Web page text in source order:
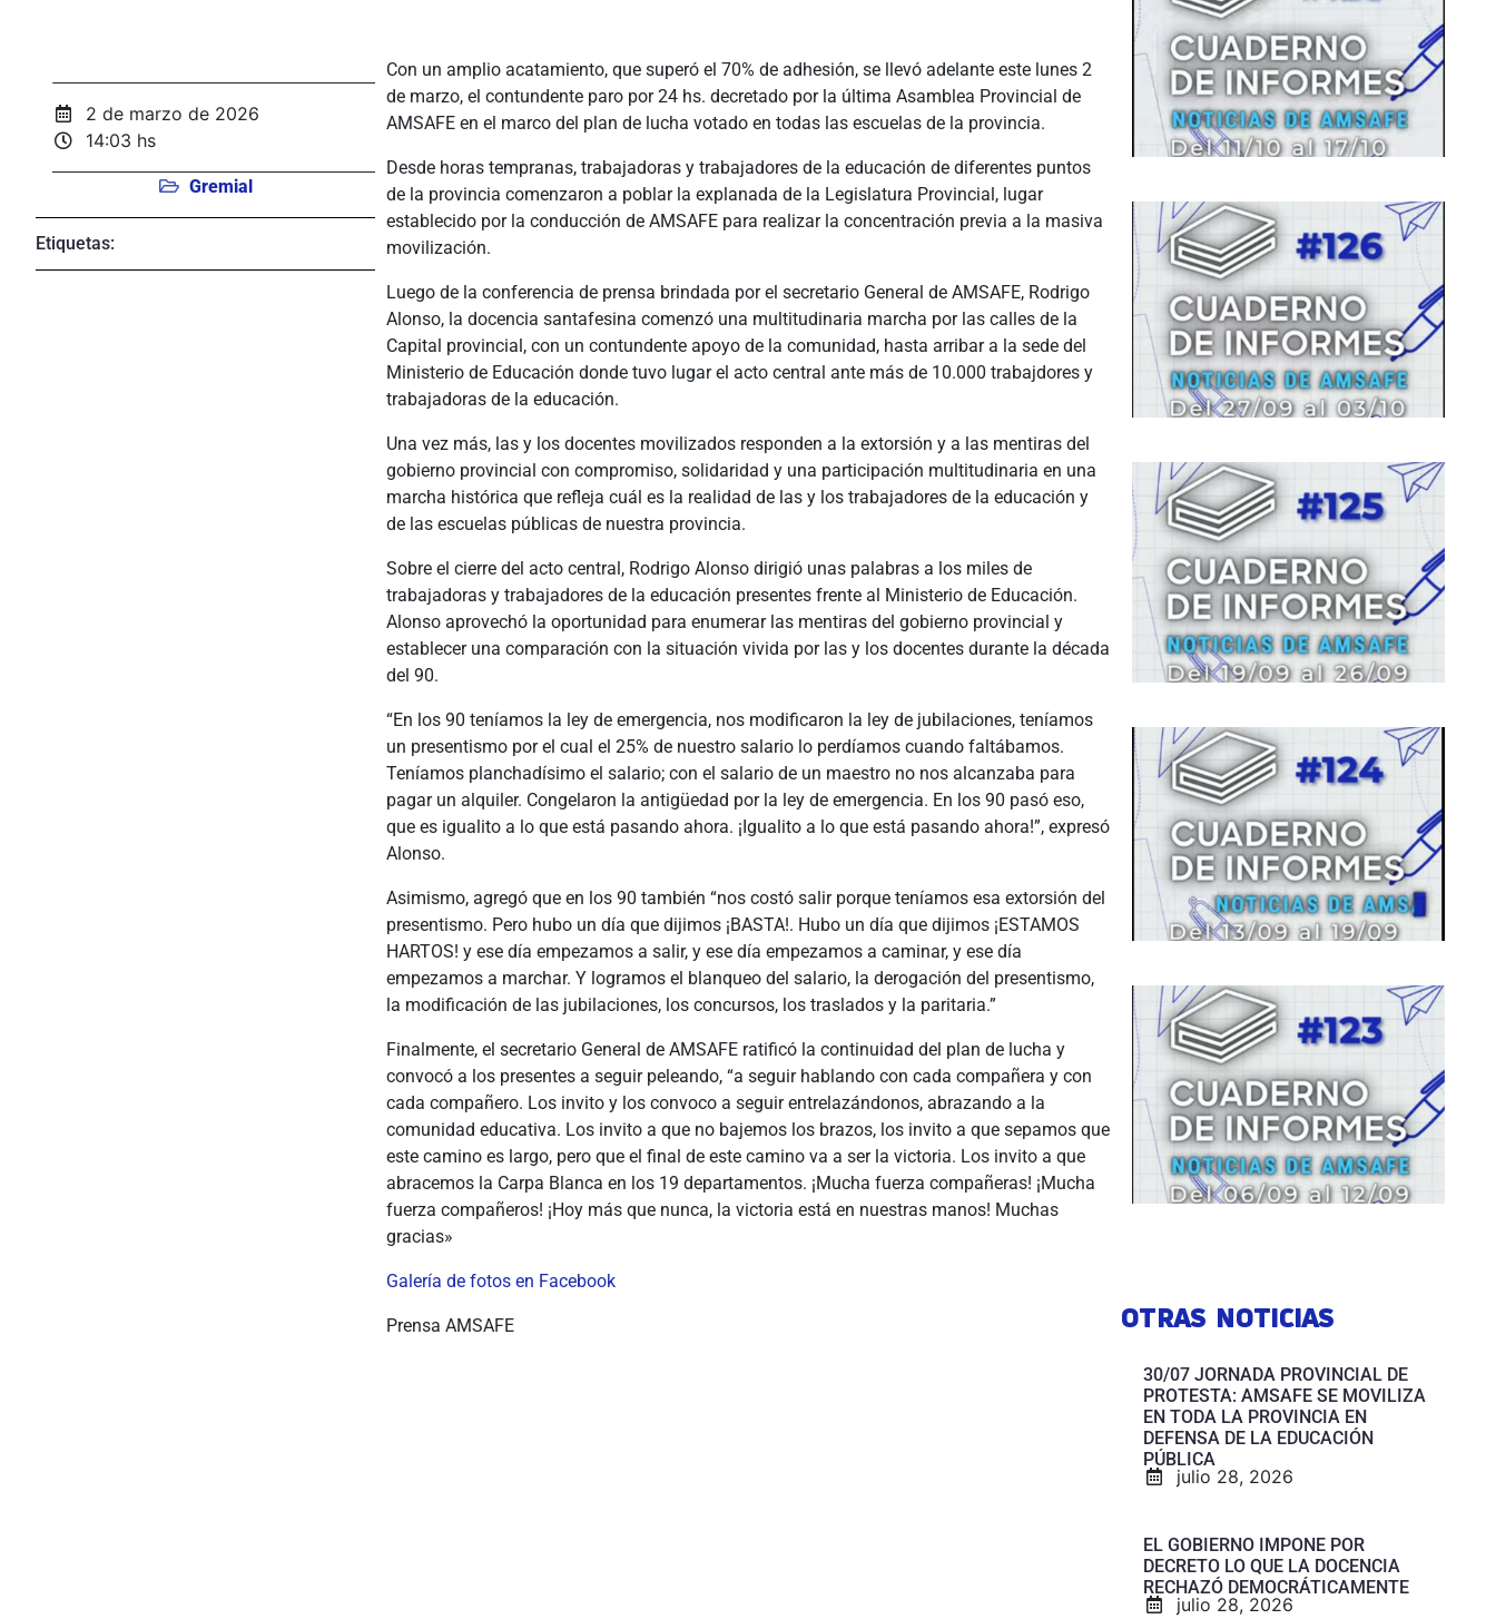
2 de marzo de 2026
14:03 hs
Gremial
Etiquetas:
Con un amplio acatamiento, que superó el 70% de adhesión, se llevó adelante este lunes 2
de marzo, el contundente paro por 24 hs. decretado por la última Asamblea Provincial de
AMSAFE en el marco del plan de lucha votado en todas las escuelas de la provincia.
Desde horas tempranas, trabajadoras y trabajadores de la educación de diferentes puntos
de la provincia comenzaron a poblar la explanada de la Legislatura Provincial, lugar
establecido por la conducción de AMSAFE para realizar la concentración previa a la masiva
movilización.
Luego de la conferencia de prensa brindada por el secretario General de AMSAFE, Rodrigo
Alonso, la docencia santafesina comenzó una multitudinaria marcha por las calles de la
Capital provincial, con un contundente apoyo de la comunidad, hasta arribar a la sede del
Ministerio de Educación donde tuvo lugar el acto central ante más de 10.000 trabajdores y
trabajadoras de la educación.
Una vez más, las y los docentes movilizados responden a la extorsión y a las mentiras del
gobierno provincial con compromiso, solidaridad y una participación multitudinaria en una
marcha histórica que refleja cuál es la realidad de las y los trabajadores de la educación y
de las escuelas públicas de nuestra provincia.
Sobre el cierre del acto central, Rodrigo Alonso dirigió unas palabras a los miles de
trabajadoras y trabajadores de la educación presentes frente al Ministerio de Educación.
Alonso aprovechó la oportunidad para enumerar las mentiras del gobierno provincial y
establecer una comparación con la situación vivida por las y los docentes durante la década
del 90.
“En los 90 teníamos la ley de emergencia, nos modificaron la ley de jubilaciones, teníamos
un presentismo por el cual el 25% de nuestro salario lo perdíamos cuando faltábamos.
Teníamos planchadísimo el salario; con el salario de un maestro no nos alcanzaba para
pagar un alquiler. Congelaron la antigüedad por la ley de emergencia. En los 90 pasó eso,
que es igualito a lo que está pasando ahora. ¡Igualito a lo que está pasando ahora!”, expresó
Alonso.
Asimismo, agregó que en los 90 también “nos costó salir porque teníamos esa extorsión del
presentismo. Pero hubo un día que dijimos ¡BASTA!. Hubo un día que dijimos ¡ESTAMOS
HARTOS! y ese día empezamos a salir, y ese día empezamos a caminar, y ese día
empezamos a marchar. Y logramos el blanqueo del salario, la derogación del presentismo,
la modificación de las jubilaciones, los concursos, los traslados y la paritaria.”
Finalmente, el secretario General de AMSAFE ratificó la continuidad del plan de lucha y
convocó a los presentes a seguir peleando, “a seguir hablando con cada compañera y con
cada compañero. Los invito y los convoco a seguir entrelazándonos, abrazando a la
comunidad educativa. Los invito a que no bajemos los brazos, los invito a que sepamos que
este camino es largo, pero que el final de este camino va a ser la victoria. Los invito a que
abracemos la Carpa Blanca en los 19 departamentos. ¡Mucha fuerza compañeras! ¡Mucha
fuerza compañeros! ¡Hoy más que nunca, la victoria está en nuestras manos! Muchas
gracias»
Galería de fotos en Facebook
Prensa AMSAFE OTRAS NOTICIAS
30/07 JORNADA PROVINCIAL DE
PROTESTA: AMSAFE SE MOVILIZA
EN TODA LA PROVINCIA EN
DEFENSA DE LA EDUCACIÓN
PÚBLICA
julio 28, 2026
EL GOBIERNO IMPONE POR
DECRETO LO QUE LA DOCENCIA
RECHAZÓ DEMOCRÁTICAMENTE
julio 28, 2026